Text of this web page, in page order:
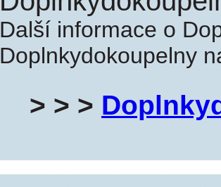
Další informace o
Doplnkydokoupelny
> > >